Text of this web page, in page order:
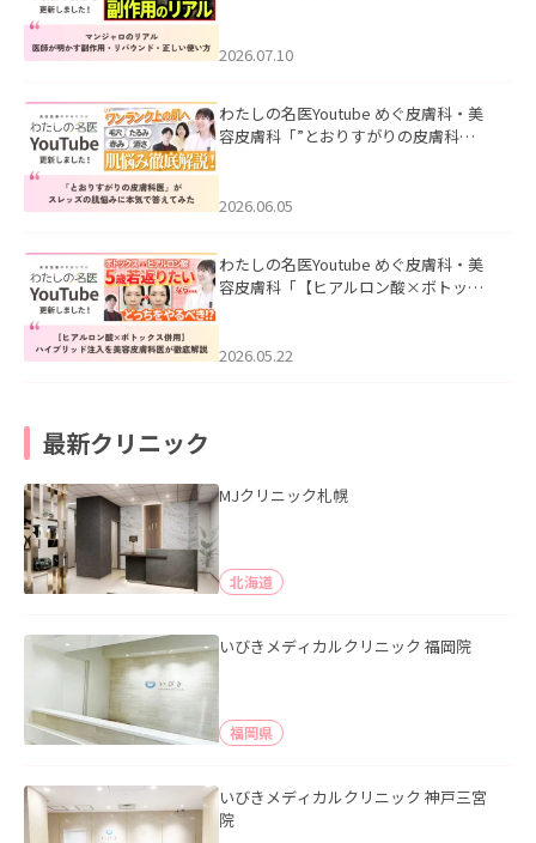
た。
2026.07.10
わたしの名医Youtube めぐ皮膚科・美
容皮膚科「”とおりすがりの皮膚科
2026.06.05
わたしの名医Youtube めぐ皮膚科・美
容皮膚科「【ヒアルロン酸×ボトック
た。
2026.05.22
最新クリニック
MJクリニック札幌
北海道
いびきメディカルクリニック 福岡院
福岡県
いびきメディカルクリニック 神戸三宮
院